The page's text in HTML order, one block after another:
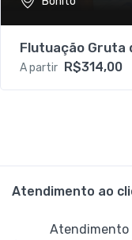
Flutuação Gruta
A partir R$314,00
Atendimento ao
Atendimento